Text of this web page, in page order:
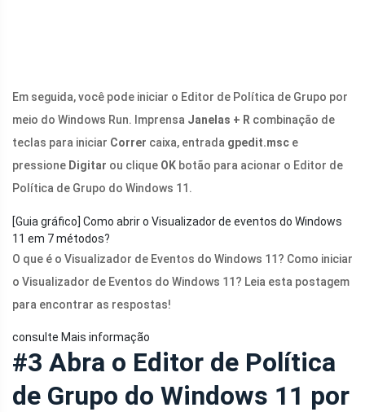
Em seguida, você pode iniciar o Editor de Política de Grupo por
meio do Windows Run. Imprensa Janelas + R combinação de
teclas para iniciar Correr caixa, entrada gpedit.msc e
pressione Digitar ou clique OK botão para acionar o Editor de
Política de Grupo do Windows 11.
[Guia gráfico] Como abrir o Visualizador de eventos do Windows
11 em 7 métodos?
O que é o Visualizador de Eventos do Windows 11? Como iniciar
o Visualizador de Eventos do Windows 11? Leia esta postagem
para encontrar as respostas!
consulte Mais informação
#3 Abra o Editor de Política
de Grupo do Windows 11 por